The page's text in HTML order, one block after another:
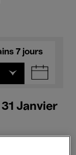
7 jours
Janvier